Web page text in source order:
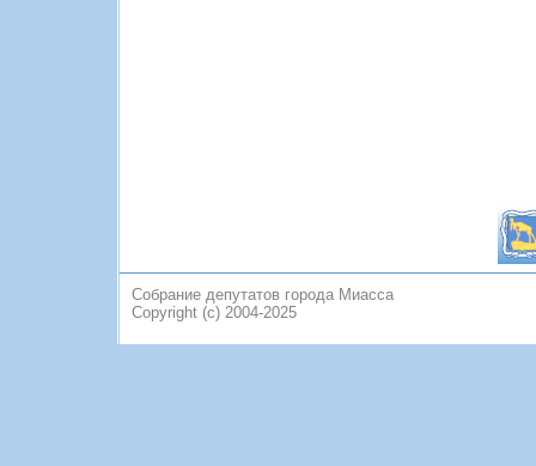
Собрание депутатов города Миасса
Copyright (c) 2004-2025